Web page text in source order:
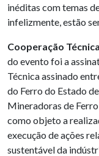
inéditas com temas
infelizmente, estão
Cooperação Técnica
do evento foi a
Técnica assinado
do Ferro do Estado
Mineradoras de
como objeto a
execução de ações
sustentável da